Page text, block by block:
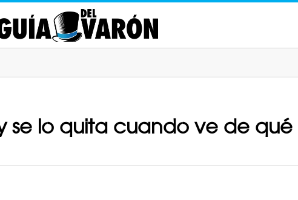
se lo quita cuando ve de